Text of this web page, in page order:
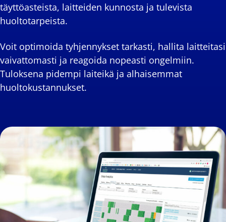
täyttöasteista, laitteiden kunnosta ja tulevista
huoltotarpeista.
Voit optimoida tyhjennykset tarkasti, hallita laitteitasi
vaivattomasti ja reagoida nopeasti ongelmiin.
Tuloksena pidempi laiteikä ja alhaisemmat
huoltokustannukset.